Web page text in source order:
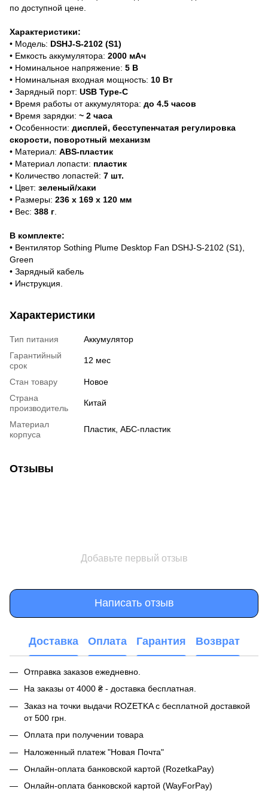
по доступной цене.
Характеристики:
• Модель: DSHJ-S-2102 (S1)
• Емкость аккумулятора: 2000 мАч
• Номинальное напряжение: 5 В
• Номинальная входная мощность: 10 Вт
• Зарядный порт: USB Type-C
• Время работы от аккумулятора: до 4.5 часов
• Время зарядки: ~ 2 часа
• Особенности: дисплей, бесступенчатая регулировка
скорости, поворотный механизм
• Материал: ABS-пластик
• Материал лопасти: пластик
• Количество лопастей: 7 шт.
• Цвет: зеленый/хаки
• Размеры: 236 х 169 х 120 мм
• Вес: 388 г
В комплекте:
• Вентилятор Sothing Plume Desktop Fan DSHJ-S-2102 (S1),
Green
• Зарядный кабель
• Инструкция.
Характеристики
Тип питания
Аккумулятор
Гарантийный
срок
12 мес
Стан товару
Новое
Страна
производитель
Китай
Материал
корпуса
Пластик, АБС-пластик
Отзывы
Добавьте первый отзыв
Написать отзыв
Доставка Оплата Гарантия Возврат
Отправка заказов ежедневно.
На заказы от 4000 ₴ - доставка бесплатная.
Заказ на точки выдачи ROZETKA с бесплатной доставкой
от 500 грн.
Оплата при получении товара
Наложенный платеж "Новая Почта"
Онлайн-оплата банковской картой (RozetkaPay)
Онлайн-оплата банковской картой (WayForPay)